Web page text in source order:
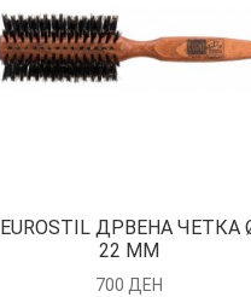
EUROSTIL ДРВЕНА ЧЕТКА
22 ММ
700 ДЕН